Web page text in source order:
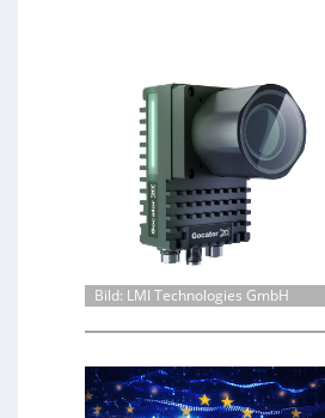
Bild: LMI Technologies GmbH